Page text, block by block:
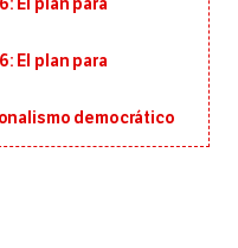
El plan para
El plan para
democrático